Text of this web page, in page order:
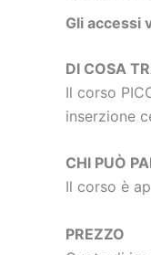
Gli accessi
DI COSA
Il corso
inserzione
CHI PUÒ
Il corso è
PREZZO